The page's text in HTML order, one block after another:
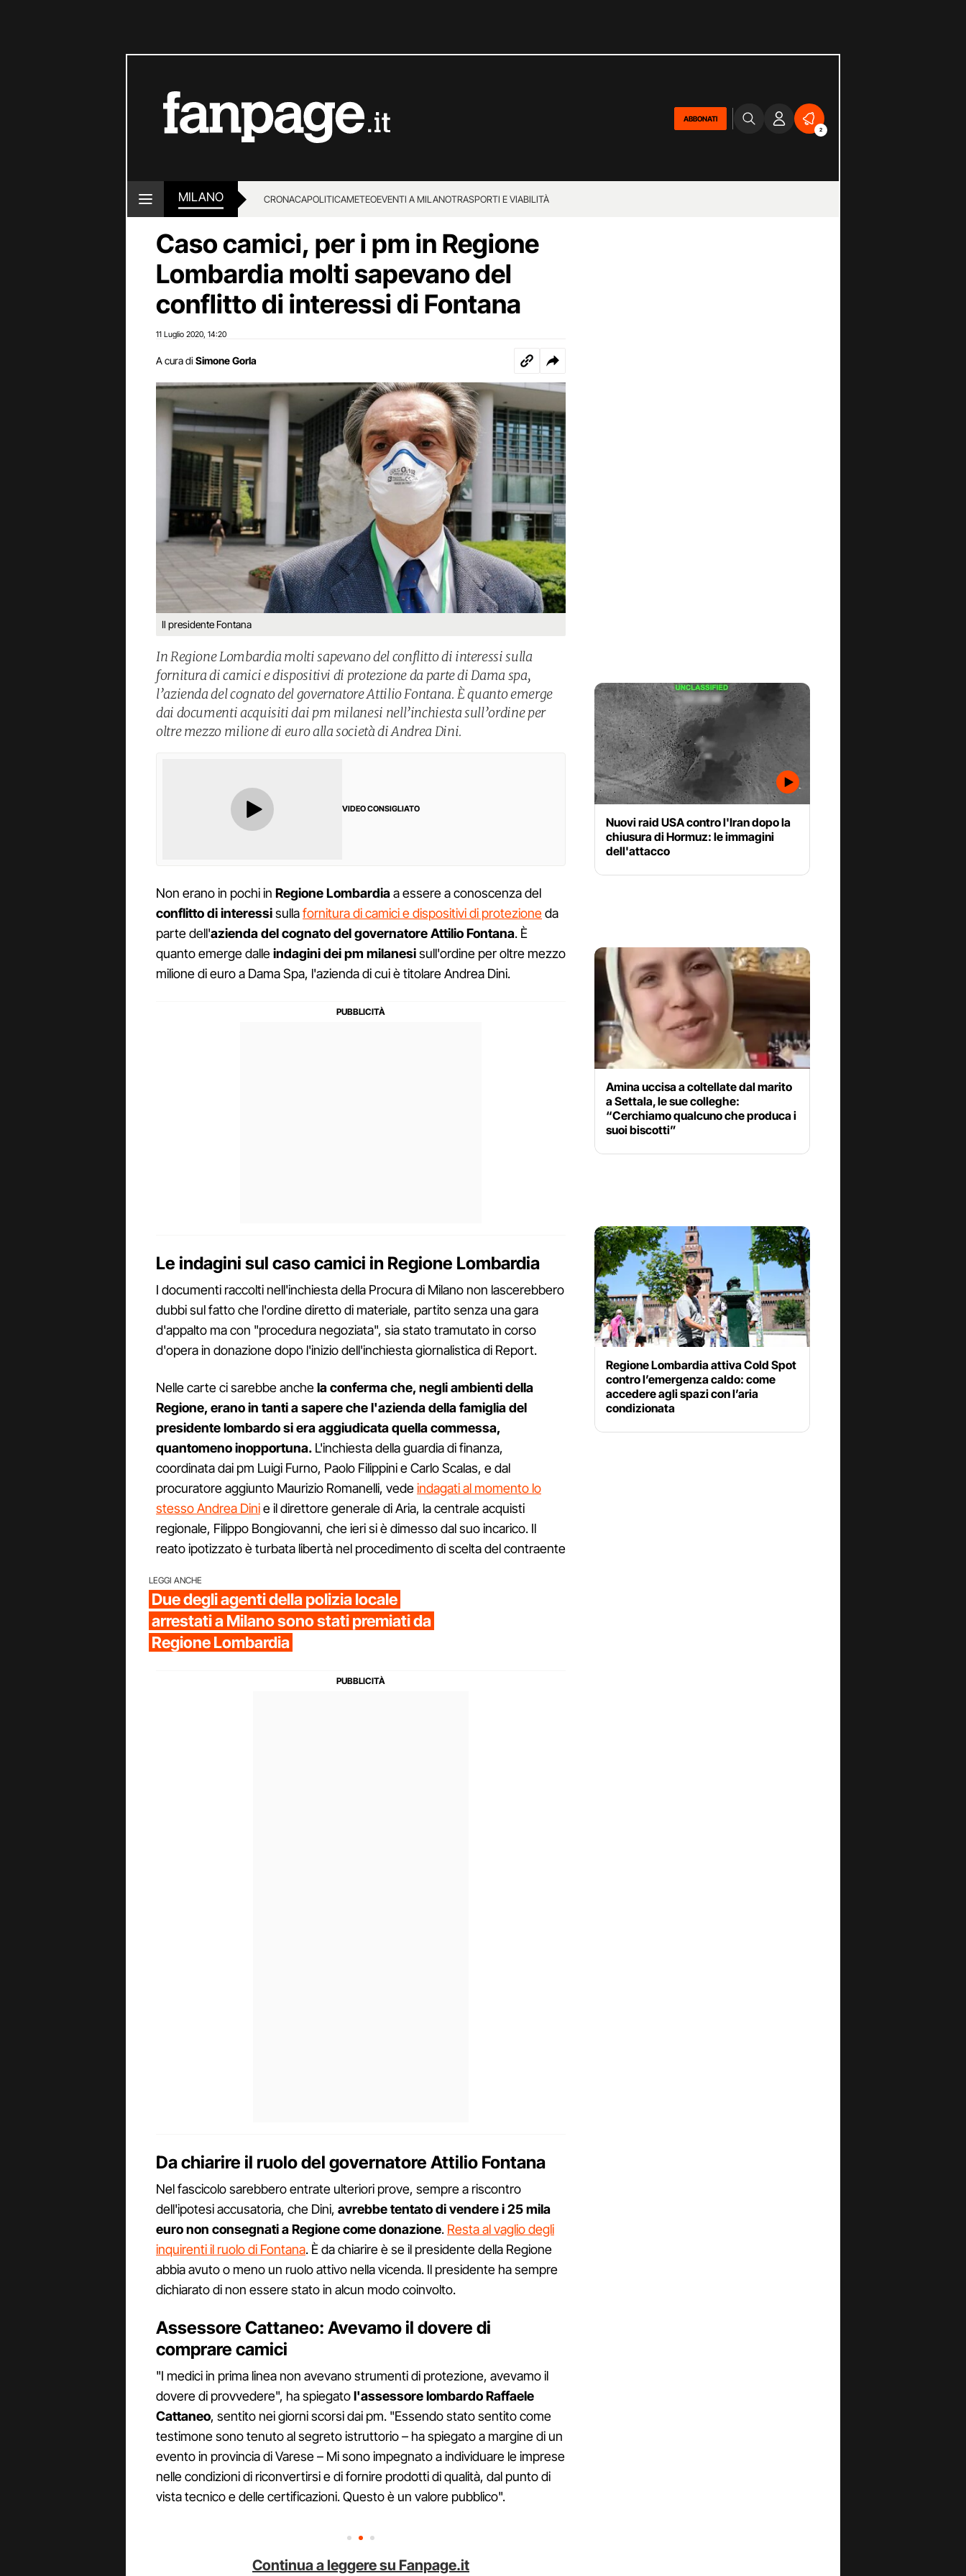
ABBONATI
2
MILANO CRONACAPOLITICAMETEOEVENTI A MILANOTRASPORTI E VIABILITÀ
Caso camici, per i pm in Regione
Lombardia molti sapevano del
conflitto di interessi di Fontana
11 Luglio 2020 14:20
A cura di Simone Gorla
Il presidente Fontana
In Regione Lombardia molti sapevano del conflitto di interessi sulla
fornitura di camici e dispositivi di protezione da parte di Dama spa,
l’azienda del cognato del governatore Attilio Fontana. È quanto emerge
dai documenti acquisiti dai pm milanesi nell’inchiesta sull’ordine per
oltre mezzo milione di euro alla società di Andrea Dini.
VIDEO CONSIGLIATO
Non erano in pochi in Regione Lombardiaa essere a conoscenza del
conflitto di interessisullafornitura di camici e dispositivi di protezioneda
parte dell'azienda del cognato del governatore Attilio Fontana. È
quanto emerge dalleindagini dei pm milanesisull'ordine per oltre mezzo
milione di euro a Dama Spa, l'azienda di cui è titolare Andrea Dini.
Le indagini sul caso camici in Regione Lombardia
I documenti raccolti nell'inchiesta della Procura di Milano non lascerebbero
dubbi sul fatto che l'ordine diretto di materiale, partito senza una gara
d'appalto ma con "procedura negoziata", sia stato tramutato in corso
d'opera in donazione dopo l'inizio dell'inchiesta giornalistica di Report.
Nelle carte ci sarebbe anchela conferma che, negli ambienti della
Regione, erano in tanti a sapere che l'azienda della famiglia del
presidente lombardo si era aggiudicata quella commessa,
quantomeno inopportuna. L'inchiesta della guardia di finanza,
coordinata dai pm Luigi Furno, Paolo Filippini e Carlo Scalas, e dal
procuratore aggiunto Maurizio Romanelli, vedeindagati al momento lo
stesso Andrea Dinie il direttore generale di Aria, la centrale acquisti
regionale, Filippo Bongiovanni, che ieri si è dimesso dal suo incarico. Il
reato ipotizzato è turbata libertà nel procedimento di scelta del contraente
LEGGI ANCHE
Due degli agenti della polizia locale
arrestati a Milano sono stati premiati da
Regione Lombardia
Da chiarire il ruolo del governatore Attilio Fontana
Nel fascicolo sarebbero entrate ulteriori prove, sempre a riscontro
dell'ipotesi accusatoria, che Dini, avrebbe tentato di vendere i 25 mila
euro non consegnati a Regione come donazione. Resta al vaglio degli
inquirenti il ruolo di Fontana. È da chiarire è se il presidente della Regione
abbia avuto o meno un ruolo attivo nella vicenda. Il presidente ha sempre
dichiarato di non essere stato in alcun modo coinvolto.
Assessore Cattaneo: Avevamo il dovere di
comprare camici
"I medici in prima linea non avevano strumenti di protezione, avevamo il
dovere di provvedere", ha spiegatol'assessore lombardo Raffaele
Cattaneo, sentito nei giorni scorsi dai pm. "Essendo stato sentito come
testimone sono tenuto al segreto istruttorio – ha spiegato a margine di un
evento in provincia di Varese – Mi sono impegnato a individuare le imprese
nelle condizioni di riconvertirsi e di fornire prodotti di qualità, dal punto di
vista tecnico e delle certificazioni. Questo è un valore pubblico".
Continua a leggere su Fanpage.it
Nuovi raid USA contro l'Iran dopo la
chiusura di Hormuz: le immagini
dell'attacco
Amina uccisa a coltellate dal marito
a Settala, le sue colleghe:
“Cerchiamo qualcuno che produca i
suoi biscotti”
Regione Lombardia attiva Cold Spot
contro l’emergenza caldo: come
accedere agli spazi con l’aria
condizionata